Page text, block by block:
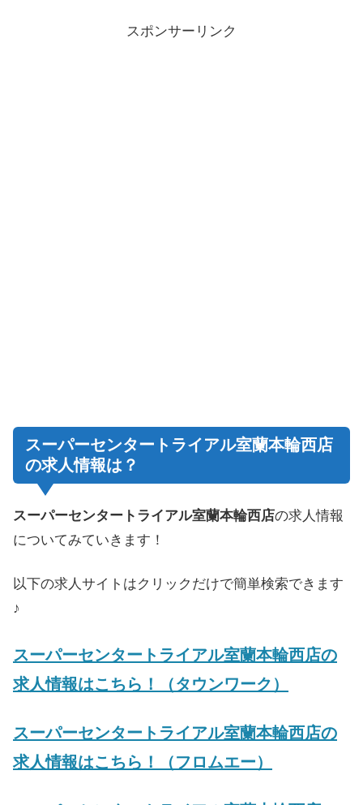
スポンサーリンク
スーパーセンタートライアル室蘭本輪西店
の求人情報は？
スーパーセンタートライアル室蘭本輪西店の求人情報
についてみていきます！
以下の求人サイトはクリックだけで簡単検索できます
♪
スーパーセンタートライアル室蘭本輪西店の
求人情報はこちら！（タウンワーク）
スーパーセンタートライアル室蘭本輪西店の
求人情報はこちら！（フロムエー）